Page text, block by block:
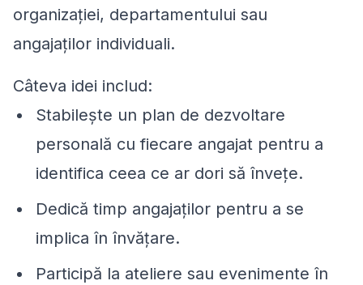
organizației, departamentului sau
angajaților individuali.
Câteva idei includ:
Stabilește un plan de dezvoltare
personală cu fiecare angajat pentru a
identifica ceea ce ar dori să învețe.
Dedică timp angajaților pentru a se
implica în învățare.
Participă la ateliere sau evenimente în